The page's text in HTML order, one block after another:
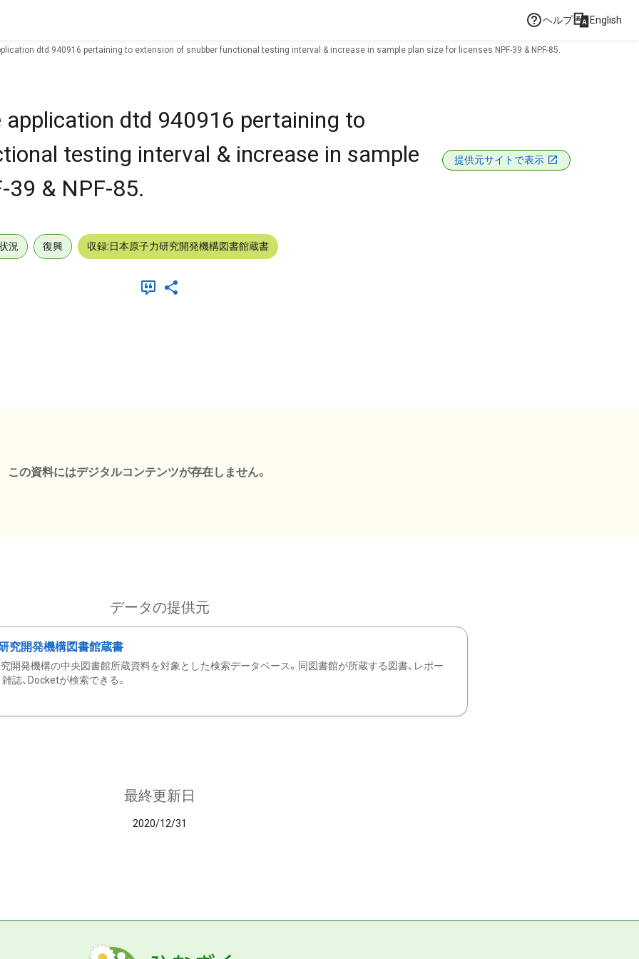
ヘルプ English
dtd 940916 pertaining to extension of snubber functional testing interval & increase in sample plan size for licenses NPF-39 & NPF-85.
dtd 940916 pertaining to
testing interval & increase in sample
39 & NPF-85.
提供元サイトで表示
況 復興 収録:日本原子力研究開発機構図書館蔵書
この資料にはデジタルコンテンツが存在しません。
データの提供元
究開発機構図書館蔵書
開発機構の中央図書館所蔵資料を対象とした検索データベース。同図書館が所蔵する図書、レポー
雑誌、Docketが検索できる。
最終更新日
2020/12/31